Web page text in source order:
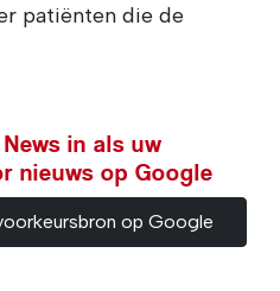
patiënten die de
in als uw
nieuws op Google
op Google